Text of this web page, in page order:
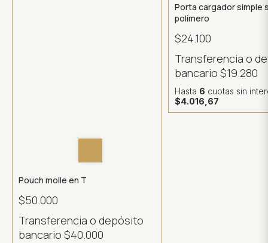
Pouch molle en T
$50.000
Transferencia o depósito
bancario $40.000
Porta cargador simple
polímero
$24.100
Transferencia o
bancario$19.280
Hasta 6 cuotas sin
$4.016,67